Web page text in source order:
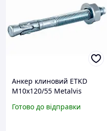
Анкер клиновий ETKD
М10х120/55 Metalvis
білий/жовтий 50 шт./
Готово до відправки